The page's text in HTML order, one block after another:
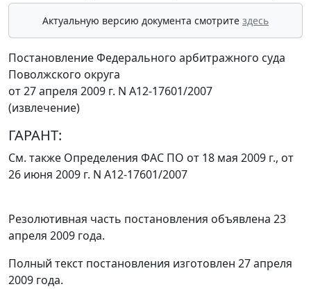
Актуальную версию документа смотрите здесь
Постановление Федерального арбитражного суда
Поволжского округа
от 27 апреля 2009 г. N А12-17601/2007
(извлечение)
ГАРАНТ:
См. также Определения ФАС ПО от 18 мая 2009 г., от
26 июня 2009 г. N А12-17601/2007
Резолютивная часть постановления объявлена 23
апреля 2009 года.
Полный текст постановления изготовлен 27 апреля
2009 года.